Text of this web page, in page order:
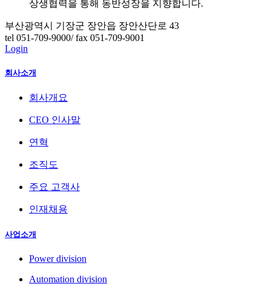
상생협력을 통해 동반성장을 지향합니다.
부산광역시 기장군 장안읍 장안산단로 43
tel 051-709-9000/ fax 051-709-9001
Login
회사소개
회사개요
CEO 인사말
연혁
조직도
주요 고객사
인재채용
사업소개
Power division
Automation division